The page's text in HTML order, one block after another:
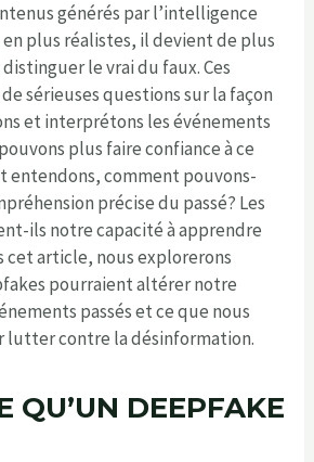
générés par l’intelligence
plus réalistes, il devient de plus
le vrai du faux. Ces
sérieuses questions sur la façon
et interprétons les événements
plus faire confiance à ce
entendons, comment pouvons-
précise du passé? Les
ils notre capacité à apprendre
cet article, nous explorerons
pourraient altérer notre
passés et ce que nous
lutter contre la désinformation.
QU’UN DEEPFAKE